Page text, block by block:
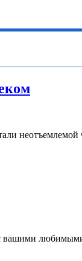
неотъемлемой
с вашими